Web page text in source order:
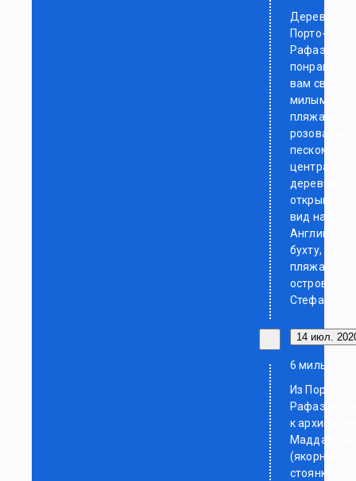
Деревушка
Порто-
Рафаэль
понравится
вам свомии
милыми
пляжами с
розоватым
песком. Из
центра
деревни
вид на
Английскую
бухту, а с
пляжа - на
остров
Стефано.
14 июл.
6 миль
Из Порто
Рафаэль
к
Маддалена
(якорная
стоянка